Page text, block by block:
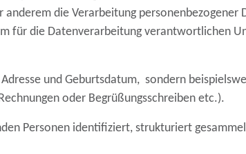
anderem die Verarbeitung personenbezogener
für die Datenverarbeitung verantwortlichen
und Geburtsdatum, sondern
oder Begrüßungsschreiben etc.).
Personen identifiziert, strukturiert